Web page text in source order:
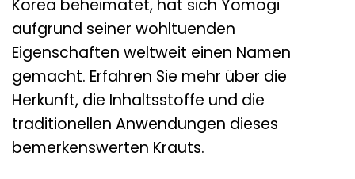
Korea beheimatet, hat sich Yomogi
aufgrund seiner wohltuenden
Eigenschaften weltweit einen Namen
gemacht. Erfahren Sie mehr über die
Herkunft, die Inhaltsstoffe und die
traditionellen Anwendungen dieses
bemerkenswerten Krauts.